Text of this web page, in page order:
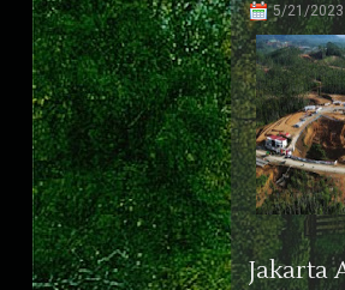
5/21/2023
Jakarta